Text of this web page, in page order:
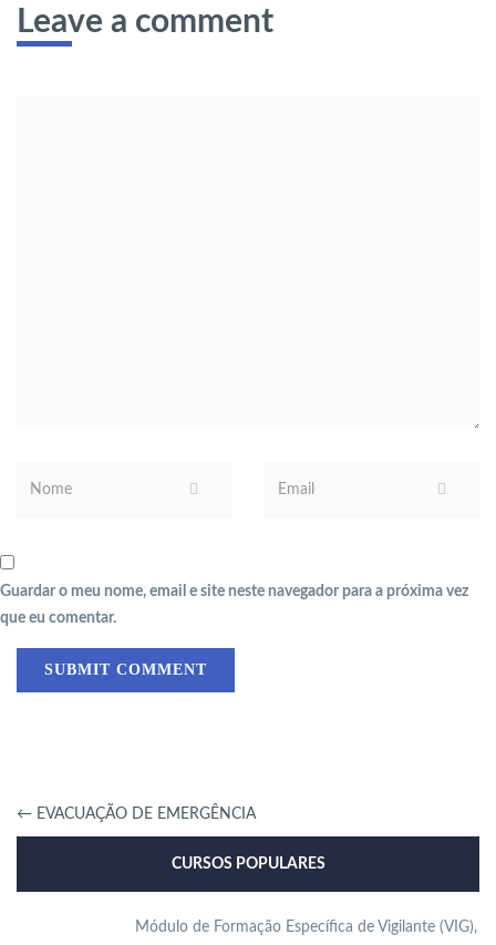
Leave a comment
Guardar o meu nome, email e site neste navegador para a próxima vez
que eu comentar.
← EVACUAÇÃO DE EMERGÊNCIA
CURSOS POPULARES
Módulo de Formação Específica de Vigilante (VIG),